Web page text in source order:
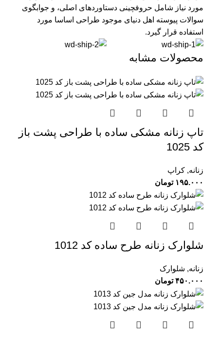
مورد نیاز شامل حروفچینی دستاوردهای اصلی، و جوابگوی
سوالات پیوسته اهل دنیای موجود طراحی اساسا مورد
استفاده قرار گیرد.
محصولات مشابه
تاپ زنانه مشکی ساده با طراحی پشت باز
کد 1025
زنانه, کراپ
۱۹۵.۰۰۰ تومان
شلوارک زنانه طرح ساده کد 1012
زنانه, شلوارک
۴۵۰.۰۰۰ تومان